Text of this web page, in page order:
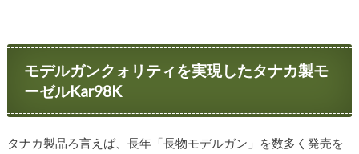
モデルガンクォリティを実現したタナカ製モ
ーゼルKar98K
タナカ製品ろ言えば、長年「長物モデルガン」を数多く発売を